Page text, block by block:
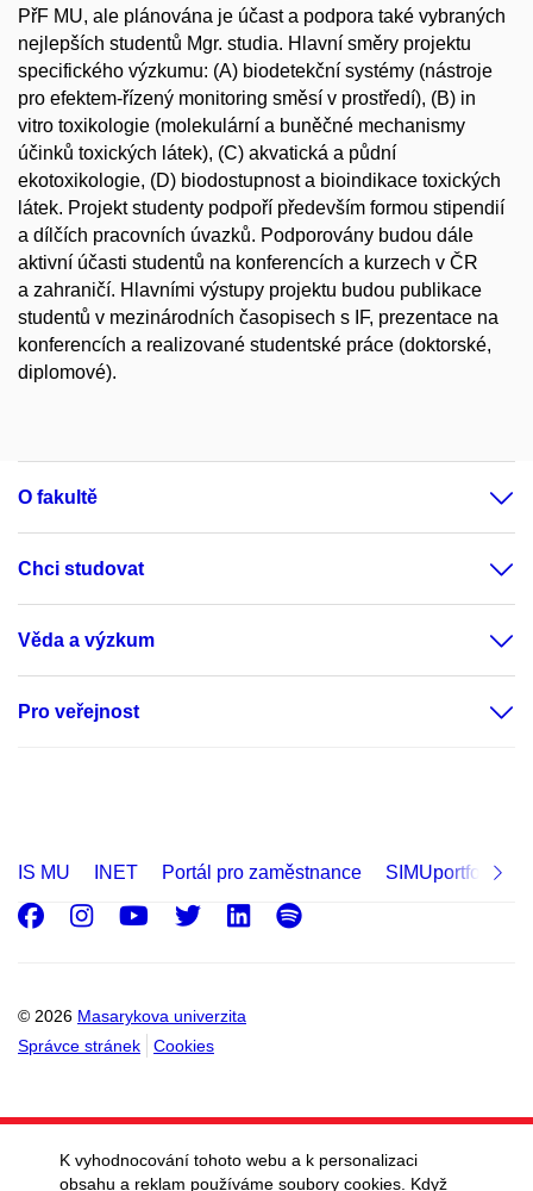
PřF MU, ale plánována je účast a podpora také vybraných
nejlepších studentů Mgr. studia. Hlavní směry projektu
specifického výzkumu: (A) biodetekční systémy (nástroje
pro efektem-řízený monitoring směsí v prostředí), (B) in
vitro toxikologie (molekulární a buněčné mechanismy
účinků toxických látek), (C) akvatická a půdní
ekotoxikologie, (D) biodostupnost a bioindikace toxických
látek. Projekt studenty podpoří především formou stipendií
a dílčích pracovních úvazků. Podporovány budou dále
aktivní účasti studentů na konferencích a kurzech v ČR
a zahraničí. Hlavními výstupy projektu budou publikace
studentů v mezinárodních časopisech s IF, prezentace na
konferencích a realizované studentské práce (doktorské,
diplomové).
O fakultě
Chci studovat
Věda a výzkum
Pro veřejnost
IS MU INET Portál pro zaměstnance SIMUportfolio
© 2026 Masarykova univerzita
Správce stránek
Cookies
Facebook
Instagram
Youtube
Twitter
LinkedIn
Spotify
K vyhodnocování tohoto webu a k personalizaci
obsahu a reklam používáme soubory cookies. Když